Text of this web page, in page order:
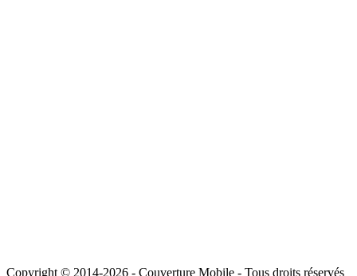
Copyright © 2014-2026 - Couverture Mobile - Tous droits réservés